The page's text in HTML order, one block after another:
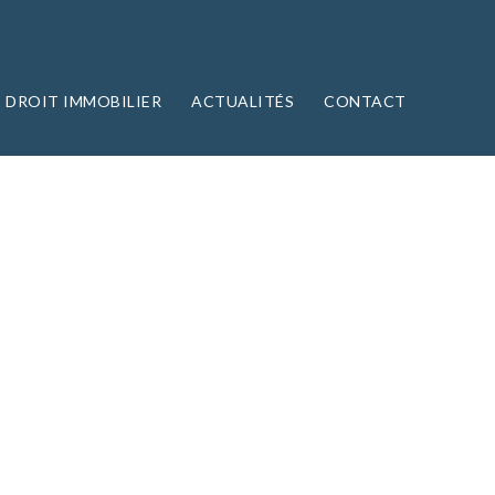
DROIT IMMOBILIER ACTUALITÉS CONTACT